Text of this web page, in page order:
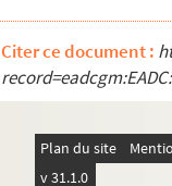
Citer ce document :
Plan du site
v 31.1.0